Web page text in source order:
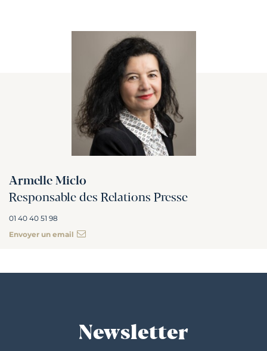
Armelle Miclo
Responsable des Relations Presse
01 40 40 51 98
Envoyer un email
Newsletter